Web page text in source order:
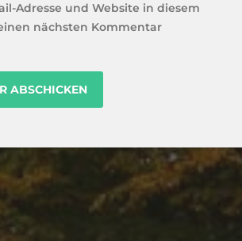
Adresse und Website in diesem
nächsten Kommentar